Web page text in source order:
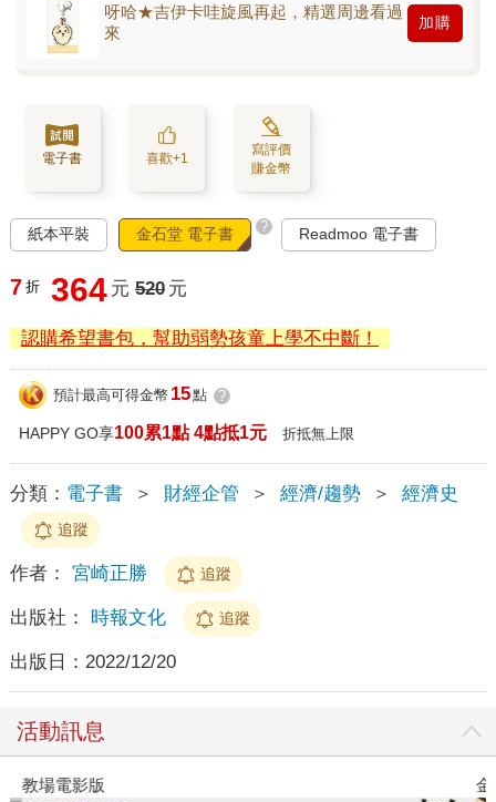
呀哈★吉伊卡哇旋風再起，精選周邊看過
來
加購
電子書 喜歡+1
寫評價
賺金幣
紙本平裝 金石堂 電子書 ? Readmoo 電子書
7 折 364 元 520 元
認購希望書包，幫助弱勢孩童上學不中斷！
預計最高可得金幣 15點 ?
HAPPY GO享100累1點 4點抵1元 折抵無上限
分類： 電子書 ＞ 財經企管 ＞ 經濟/趨勢 ＞ 經濟史
追蹤
作者： 宮崎正勝 追蹤
出版社： 時報文化 追蹤
出版日： 2022/12/20
活動訊息
教場電影版 金